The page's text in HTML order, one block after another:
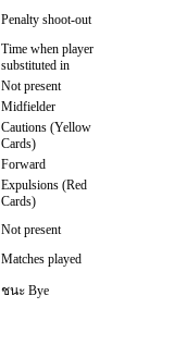
Penalty shoot-out
Time when player
substituted in
Not present
Midfielder
Cautions (Yellow
Cards)
Forward
Expulsions (Red
Cards)
Not present
Matches played
ชนะ Bye